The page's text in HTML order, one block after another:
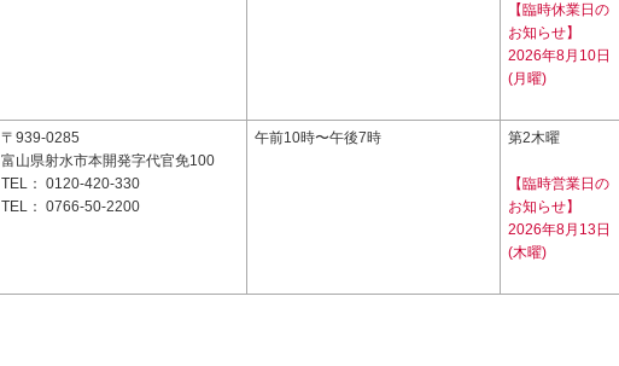
【臨時休業日の
お知らせ】
2026年8月10日
(月曜)
〒939-0285
富山県射水市本開発字代官免100
TEL： 0120-420-330
TEL： 0766-50-2200
午前10時〜午後7時 第2木曜
【臨時営業日の
お知らせ】
2026年8月13日
(木曜)